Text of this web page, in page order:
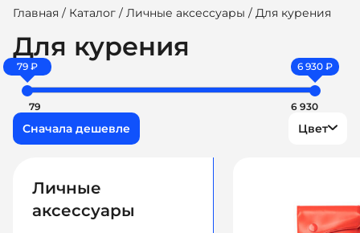
Главная / Каталог / Личные аксессуары / Для курения
Для курения
79 ₽ 6 930 ₽
79 6 930
Цвет
Личные
аксессуары